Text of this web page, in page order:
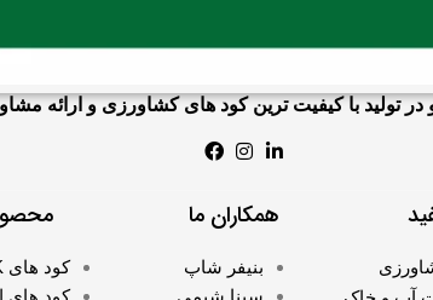
در تولید با کیفیت ترین کود های کشاورزی و ارائه
همکاران ما
بنیفر شاپ
سینا شیمی
کود های NPK
کود های